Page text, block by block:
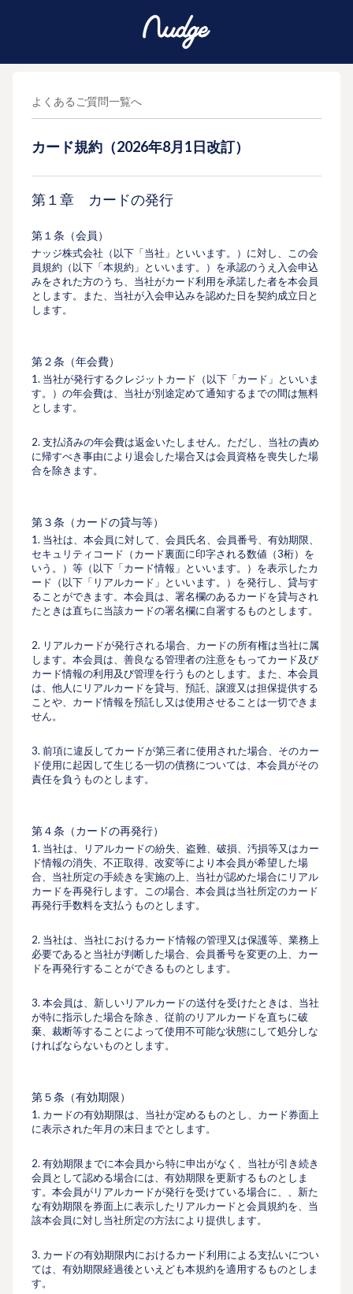
よくあるご質問一覧へ
カード規約（2026年8月1日改訂）
第１章 カードの発行
第１条（会員）
ナッジ株式会社（以下「当社」といいます。）に対し、この会
員規約（以下「本規約」といいます。）を承認のうえ⼊会申込
みをされた⽅のうち、当社がカード利⽤を承諾した者を本会員
とします。また、当社が⼊会申込みを認めた⽇を契約成⽴⽇と
します。
第２条（年会費）
1. 当社が発⾏するクレジットカード（以下「カード」といいま
す。）の年会費は、当社が別途定めて通知するまでの間は無料
とします。
2. ⽀払済みの年会費は返金いたしません。ただし、当社の責め
に帰すべき事由により退会した場合又は会員資格を喪失した場
合を除きます。
第３条（カードの貸与等）
1. 当社は、本会員に対して、会員⽒名、会員番号、有効期限、
セキュリティコード（カード裏⾯に印字される数値（3桁）を
いう。）等（以下「カード情報」といいます。）を表⽰したカ
ード（以下「リアルカード」といいます。）を発⾏し、貸与す
ることができます。本会員は、署名欄のあるカードを貸与され
たときは直ちに当該カードの署名欄に⾃署するものとします。
2. リアルカードが発行される場合、カードの所有権は当社に属
します。本会員は、善良なる管理者の注意をもってカード及び
カード情報の利⽤及び管理を⾏うものとします。また、本会員
は、他⼈にリアルカードを貸与、預託、譲渡又は担保提供する
ことや、カード情報を預託し又は使⽤させることは⼀切できま
せん。
3. 前項に違反してカードが第三者に使⽤された場合、そのカー
ド使⽤に起因して⽣じる⼀切の債務については、本会員がその
責任を負うものとします。
第４条（カードの再発⾏）
1. 当社は、リアルカードの紛失、盗難、破損、汚損等又はカー
ド情報の消失、不正取得、改変等により本会員が希望した場
合、当社所定の⼿続きを実施の上、当社が認めた場合にリアル
カードを再発⾏します。この場合、本会員は当社所定のカード
再発⾏⼿数料を⽀払うものとします。
2. 当社は、当社におけるカード情報の管理又は保護等、業務上
必要であると当社が判断した場合、会員番号を変更の上、カー
ドを再発⾏することができるものとします。
3. 本会員は、新しいリアルカードの送付を受けたときは、当社
が特に指⽰した場合を除き、従前のリアルカードを直ちに破
棄、裁断等することによって使⽤不可能な状態にして処分しな
ければならないものとします。
第５条（有効期限）
1. カードの有効期限は、当社が定めるものとし、カード券⾯上
に表⽰された年⽉の末⽇までとします。
2. 有効期限までに本会員から特に申出がなく、当社が引き続き
会員として認める場合には、有効期限を更新するものとしま
す。本会員がリアルカードが発行を受けている場合に、、新た
な有効期限を券面上に表示したリアルカードと会員規約を、当
該本会員に対し当社所定の⽅法により提供します。
3. カードの有効期限内におけるカード利⽤による⽀払いについ
ては、有効期限経過後といえども本規約を適⽤するものとしま
す。